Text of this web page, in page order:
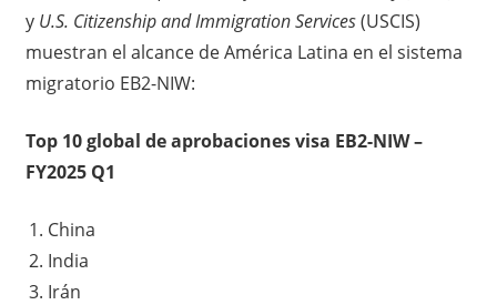
y U.S. Citizenship and Immigration Services(USCIS)
muestran el alcance de América Latina en el sistema
migratorio EB2-NIW:
Top 10 global de aprobaciones visa EB2-NIW –
FY2025 Q1
China
India
Irán